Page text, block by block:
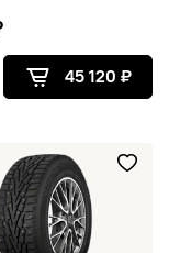
45 120 ₽
TUNGA Nordway